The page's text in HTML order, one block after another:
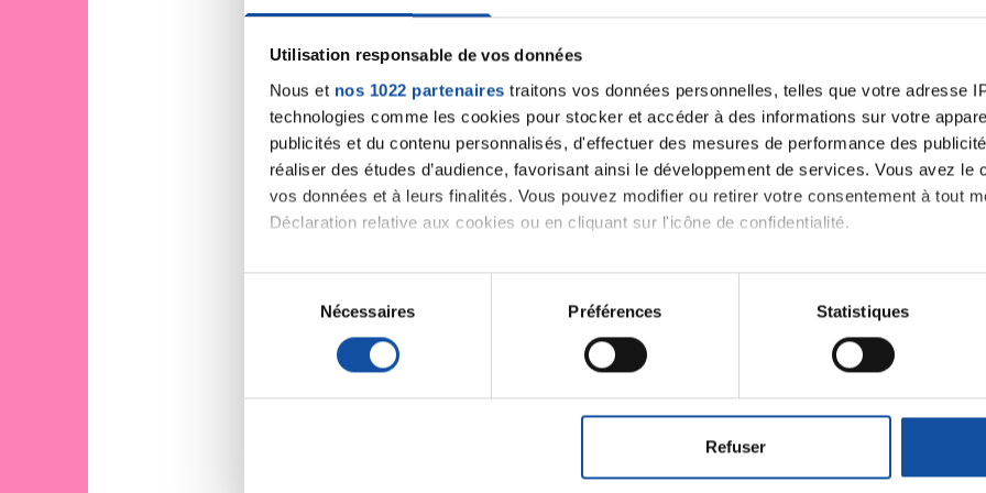
Utilisation responsable de vos données
Nous et nos 1022 partenaires traitons vos données personnelles, telles que votre adresse
technologies comme les cookies pour stocker et accéder à des informations sur votre
publicités et du contenu personnalisés, d'effectuer des mesures de performance des
réaliser des études d’audience, favorisant ainsi le développement de services. Vous avez le
vos données et à leurs finalités. Vous pouvez modifier ou retirer votre consentement à tout
Déclaration relative aux cookies ou en cliquant sur l'icône de confidentialité.
Si vous le permettez, nous aimerions également :
Collecter des informations sur votre localisation géographique qui peuvent être
digitales).
Pour en savoir plus sur le traitement de vos données personnelles et définir vos
. Vous pouvez modifier ou retirer votre consentement à tout moment à partir de la
Nécessaires Préférences Statistiques
Refuser
Faites un don et
contre le cancer